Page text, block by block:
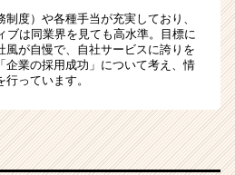
度）や各種手当が充実しており、
ブは同業界を見ても高水準。目標に
風が自慢で、自社サービスに誇りを
企業の採用成功」について考え、情
っています。